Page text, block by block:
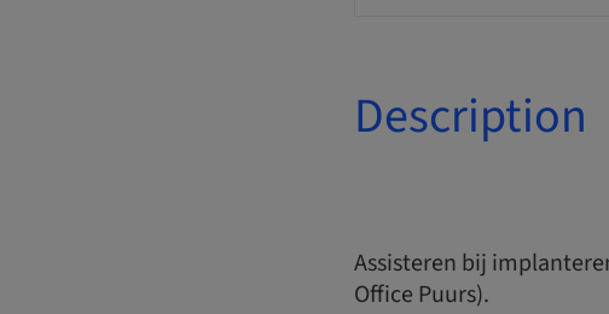
Description
Assisteren bij
Office Puurs).